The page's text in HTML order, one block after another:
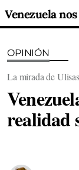
OPINIÓN
La mirada de Ulisas
realidad